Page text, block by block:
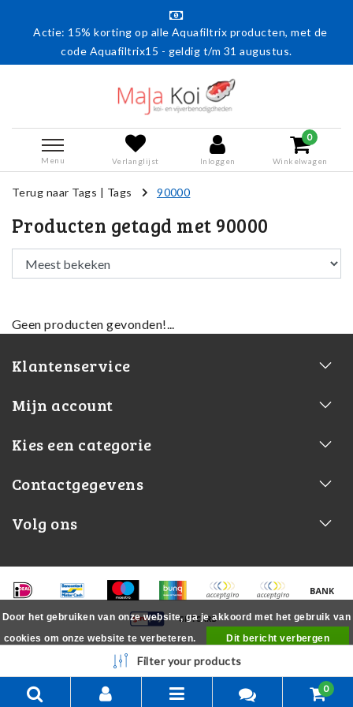
Actie: 15% korting op alle Aquafiltrix producten, met de
code Aquafiltrix15 - geldig t/m 31 augustus.
Menu Verlanglijst Inloggen
0
Winkelwagen
Terug naar Tags | Tags 90000
Producten getagd met 90000
Geen producten gevonden!...
Klantenservice
Mijn account
Kies een categorie
Contactgegevens
Volg ons
Filter your products
0
Door het gebruiken van onze website, ga je akkoord met het gebruik van
cookies om onze website te verbeteren.
Dit bericht verbergen
Meer over cookies »